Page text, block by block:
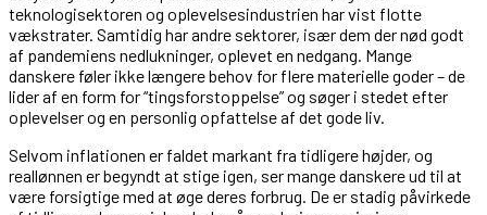
teknologisektoren og oplevelsesindustrien har vist flotte
vækstrater. Samtidig har andre sektorer, især dem der nød godt
af pandemiens nedlukninger, oplevet en nedgang. Mange
danskere føler ikke længere behov for flere materielle goder – de
lider af en form for “tingsforstoppelse” og søger i stedet efter
oplevelser og en personlig opfattelse af det gode liv.
Selvom inflationen er faldet markant fra tidligere højder, og
reallønnen er begyndt at stige igen, ser mange danskere ud til at
være forsigtige med at øge deres forbrug. De er stadig påvirkede